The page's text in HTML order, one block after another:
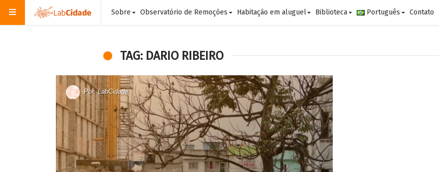
Sobre Observatório de Remoções Habitação em aluguel Biblioteca Português Contato
TAG: DARIO RIBEIRO
PorLabCidade